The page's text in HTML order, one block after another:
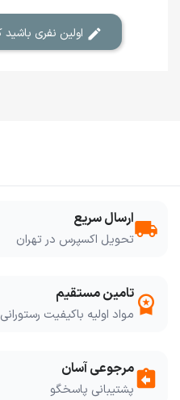
local_shippingارسال سریع
تحویل اکسپرس در تهران
workspace_premium تامین مستقیم
مواد اولیه باکیفیت رستورانی
assignment_returnمرجوعی آسان
پشتیبانی پاسخگو